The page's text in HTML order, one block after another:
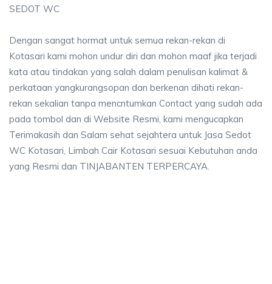
SEDOT WC
Dengan sangat hormat untuk semua rekan-rekan di
Kotasari kami mohon undur diri dan mohon maaf jika terjadi
kata atau tindakan yang salah dalam penulisan kalimat &
perkataan yangkurangsopan dan berkenan dihati rekan-
rekan sekalian tanpa mencntumkan Contact yang sudah ada
pada tombol dan di Website Resmi, kami mengucapkan
Terimakasih dan Salam sehat sejahtera untuk Jasa Sedot
WC Kotasari, Limbah Cair Kotasari sesuai Kebutuhan anda
yang Resmi dan TINJABANTEN TERPERCAYA.